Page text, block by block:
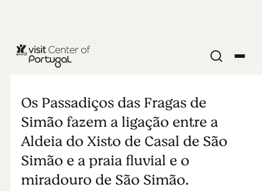
NATUREZA E AR LIVRE
Passadiços
das Fragas de
São Simão
Os Passadiços das Fragas de
Simão fazem a ligação entre a
Aldeia do Xisto de Casal de São
Simão e a praia fluvial e o
miradouro de São Simão.